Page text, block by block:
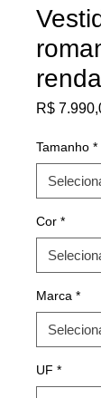
renda
R$
Tamanho *
Cor *
Marca *
UF *